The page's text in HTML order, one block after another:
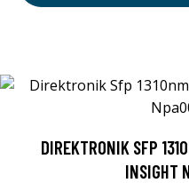
DIREKTRONIK SFP
INSIGHT